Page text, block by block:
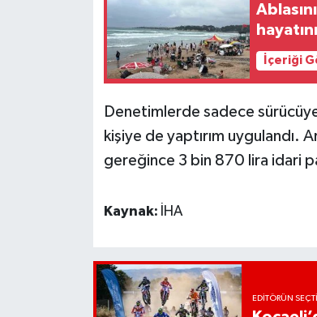
İçeriği
Denetimlerde sadece
kişiye de yaptırım uygulandı.
gereğince 3 bin 870 lira idari
Kaynak: İHA
EDITÖRÜN